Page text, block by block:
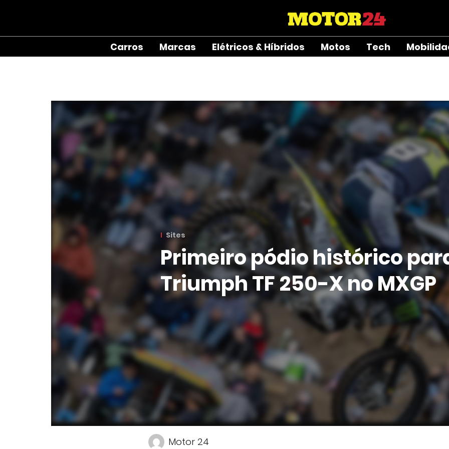
Carros Marcas Elétricos & Híbridos Motos Tech
Sites
Primeiro pódio histórico
Triumph TF 250-X no MXGP
Motor 24